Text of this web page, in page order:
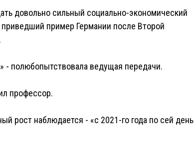
довольно сильный социально-экономический
пример Германии после Второй
- полюбопытствовала ведущая передачи.
профессор.
рост наблюдается - «с 2021-го года по сей день